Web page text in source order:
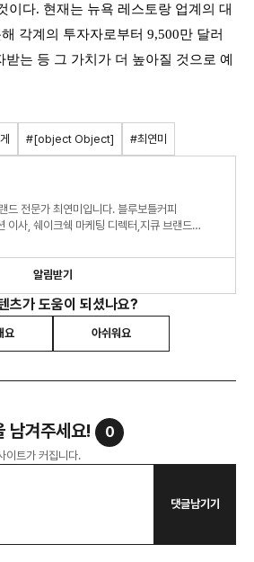
이다. 현재는 뉴욕 레스토랑 업계의 대
각계의 투자자로부터 9,500만 달러
받는 등 그 가치가 더 높아질 것으로 예
#[object Object] #최연미
드 전문가 최연미입니다. 블루보틀커피
이사, 쉐이크쉑 마케팅 디렉터,지큐 브랜드
니다.
알림받기
츠가 도움이 되셨나요?
요 아쉬워요
남겨주세요! 0
이트가 커집니다.
댓글남기기